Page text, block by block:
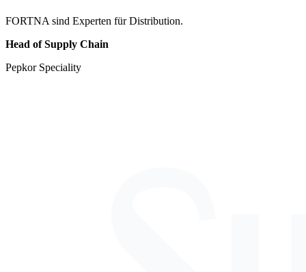
FORTNA sind Experten für Distribution.
Head of Supply Chain
Pepkor Speciality